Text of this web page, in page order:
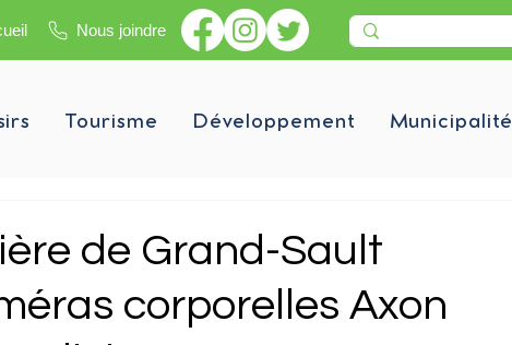
Nous joindre
Tourisme Développement Municipalité
de Grand-Sault
corporelles Axon